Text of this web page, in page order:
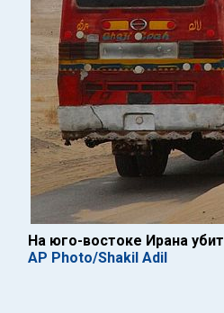
На юго-востоке Ирана
AP Photo/Shakil Adil